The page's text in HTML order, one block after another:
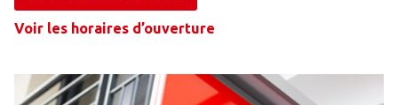
Voir les horaires d’ouverture